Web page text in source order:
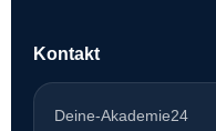
Kontakt
Deine-Akademie24